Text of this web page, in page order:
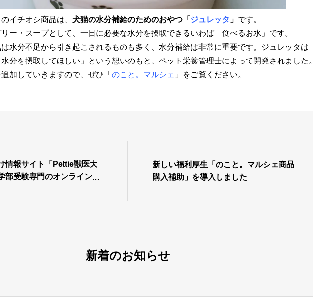
イチオシ商品は、 犬猫の水分補給のためのおやつ「 ジュレッタ 」 です。
ー・スープとして、一日に必要な水分を摂取できるいわば「食べるお水」です。
水分不足から引き起こされるものも多く、水分補給は非常に重要です。ジュレッタは
水分を摂取してほしい」という想いのもと、ペット栄養管理士によって開発されました。
加していきますので、ぜひ「 のこと。マルシェ 」をご覧ください。
情報サイト「Pettie獣医大
部受験専門のオンライン個
新しい福利厚生「のこと。マルシェ商品
購入補助」を導入しました
新着のお知らせ